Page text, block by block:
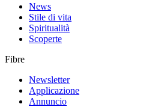
News
Stile di vita
Spiritualità
Scoperte
Fibre
Newsletter
Applicazione
Annuncio